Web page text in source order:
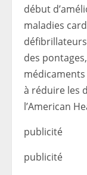
début
maladies
des
à réduire les
l’American
publicité
publicité